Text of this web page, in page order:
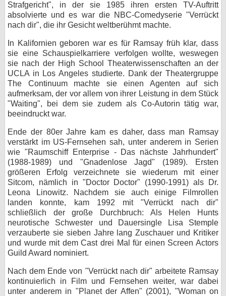
Strafgericht", in der sie 1985 ihren ersten TV-Auftritt
absolvierte und es war die NBC-Comedyserie "Verrückt
nach dir", die ihr Gesicht weltberühmt machte.
In Kalifornien geboren war es für Ramsay früh klar, dass
sie eine Schauspielkarriere verfolgen wollte, weswegen
sie nach der High School Theaterwissenschaften an der
UCLA in Los Angeles studierte. Dank der Theatergruppe
The Continuum machte sie einen Agenten auf sich
aufmerksam, der vor allem von ihrer Leistung in dem Stück
"Waiting", bei dem sie zudem als Co-Autorin tätig war,
beeindruckt war.
Ende der 80er Jahre kam es daher, dass man Ramsay
verstärkt im US-Fernsehen sah, unter anderem in Serien
wie "Raumschiff Enterprise - Das nächste Jahrhundert"
(1988-1989) und "Gnadenlose Jagd" (1989). Ersten
größeren Erfolg verzeichnete sie wiederum mit einer
Sitcom, nämlich in "Doctor Doctor" (1990-1991) als Dr.
Leona Linowitz. Nachdem sie auch einige Filmrollen
landen konnte, kam 1992 mit "Verrückt nach dir"
schließlich der große Durchbruch: Als Helen Hunts
neurotische Schwester und Dauersingle Lisa Stemple
verzauberte sie sieben Jahre lang Zuschauer und Kritiker
und wurde mit dem Cast drei Mal für einen Screen Actors
Guild Award nominiert.
Nach dem Ende von "Verrückt nach dir" arbeitete Ramsay
kontinuierlich in Film und Fernsehen weiter, war dabei
unter anderem in "Planet der Affen" (2001), "Woman on
bei X
bei Facebook
Kontakt
Nutzungsbedingungen
Cookie-Einstellungen
Impressum
Desktop-Ansicht
myFanbase